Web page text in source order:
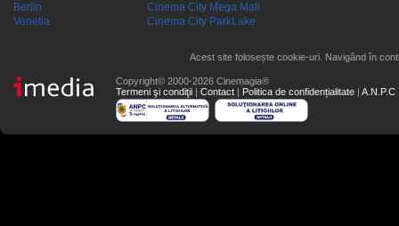
Berlin
Venetia
Cinema City Mega Mall
Cinema City ParkLake
Acest site folosește cookie-uri. Navigând în
Copyright© 2000-2026 Cinemagia®
Termeni şi condiţii | Contact | Politica de confidențialitate | A.N.P.C